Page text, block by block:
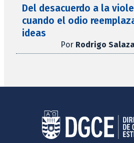
Del desacuerdo a la
cuando el odio
ideas
Por Rodrigo